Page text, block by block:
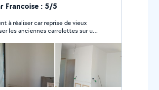
(paiement total à
comcordialement ap Bien
Francoise : 5/5
à réaliser car reprise de vieux
les anciennes carrelettes sur une
ancien papier
La personne qui
méthodique, à chaque fois le
déchets soigneusement mis dans